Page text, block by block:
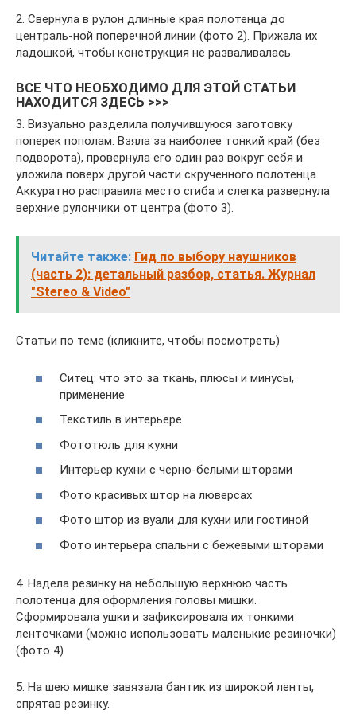
2. Свернула в рулон длинные края полотенца до
централь-ной поперечной линии (фото 2). Прижала их
ладошкой, чтобы конструкция не разваливалась.
ВСЕ ЧТО НЕОБХОДИМО ДЛЯ ЭТОЙ СТАТЬИ
НАХОДИТСЯ ЗДЕСЬ >>>
3. Визуально разделила получившуюся заготовку
поперек пополам. Взяла за наиболее тонкий край (без
подворота), провернула его один раз вокруг себя и
уложила поверх другой части скрученного полотенца.
Аккуратно расправила место сгиба и слегка развернула
верхние рулончики от центра (фото 3).
Читайте также: Гид по выбору наушников
(часть 2): детальный разбор, статья. Журнал
"Stereo & Video"
Статьи по теме (кликните, чтобы посмотреть)
Ситец: что это за ткань, плюсы и минусы,
применение
Текстиль в интерьере
Фототюль для кухни
Интерьер кухни с черно-белыми шторами
Фото красивых штор на люверсах
Фото штор из вуали для кухни или гостиной
Фото интерьера спальни с бежевыми шторами
4. Надела резинку на небольшую верхнюю часть
полотенца для оформления головы мишки.
Сформировала ушки и зафиксировала их тонкими
ленточками (можно использовать маленькие резиночки)
(фото 4)
5. На шею мишке завязала бантик из широкой ленты,
спрятав резинку.